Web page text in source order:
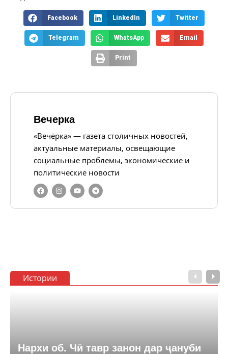
Facebook LinkedIn Twitter
Telegram WhatsApp Email
Print
Вечерка
«Вечёрка» — газета столичных новостей,
актуальные материалы, освещающие
социальные проблемы, экономические и
политические новости
Истории
Нархи об. Чӣ тавр занон дар ҷануби